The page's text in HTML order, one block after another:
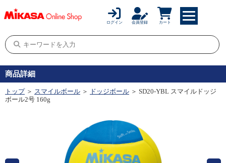
ログイン 会員登録 カート
商品詳細
トップ ＞ スマイルボール ＞ ドッジボール ＞ SD20-YBL スマイルドッジ
ボール2号 160g